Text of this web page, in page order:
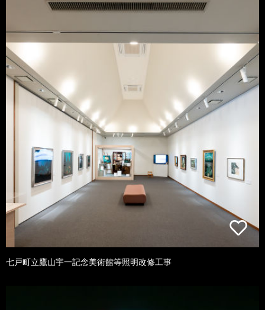
七戸町立鷹山宇一記念美術館等照明改修工事